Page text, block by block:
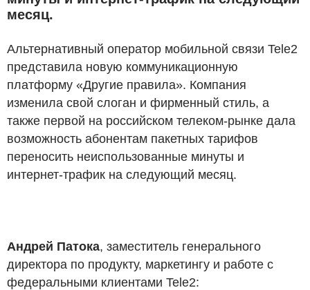
месяц.
Альтернативный оператор мобильной связи Tele2
представила новую коммуникационную
платформу «Другие правила». Компания
изменила свой слоган и фирменный стиль, а
также первой на российском телеком-рынке дала
возможность абонентам пакетных тарифов
переносить неиспользованные минуты и
интернет-трафик на следующий месяц.
Андрей Патока, заместитель генерального
директора по продукту, маркетингу и работе с
федеральными клиентами Tele2: